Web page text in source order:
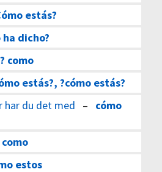
estás?
ha dicho?
como
estás?, ?cómo estás?
har du det med – cómo
como
estos